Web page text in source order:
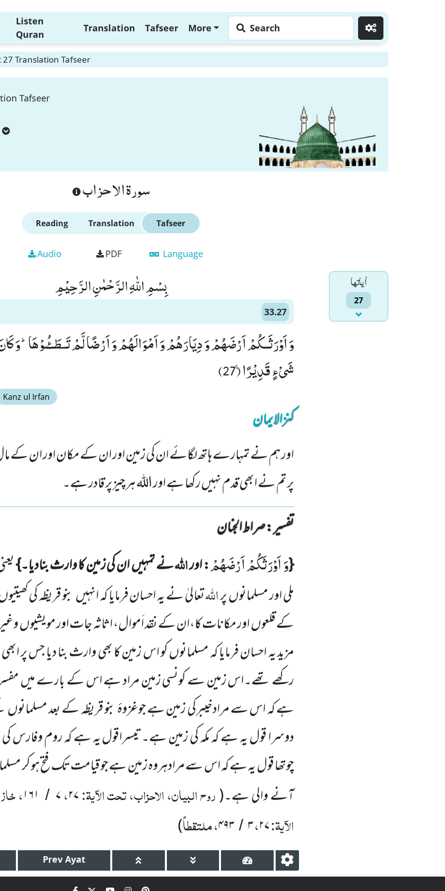
Listen
Quran
Translation Tafseer More Search
Translation Tafseer
Tafseer
سورة الاحزاب
Reading Translation Tafseer
Audio PDF Language
اٰياتها
27
بِسْمِ اللّٰهِ الرَّحْمٰنِ الرَّحِیْمِ
33.27
وَ اَوْرَثَــكُمْ اَرْضَهُمْ وَ دِیَارَهُمْ وَ اَمْوَالَهُمْ وَ اَرْضًا لَّمْ تَـطَــٴُـوْهَاؕ-وَ
شَیْءٍ قَدِیْرًا۠ (27)
Kanz ul Irfan
کنزالایمان
اور ہم نے تمہارے ہاتھ لگائے ان کی زمین اور ان کے مکان اور ان کے
پر تم نے ابھی قدم نہیں رکھا ہے اور الله ہر چیز پر قادر ہے۔
تفسیر : ‎صراط الجنان
{وَ اَوْرَثَكُمْ اَرْضَهُمْ: اوراللہنے تمہیں ان کی زمین کا وارث بنادیا۔}
ملی اور مسلمانوں پراللہتعالیٰ نے یہ احسان فرمایا کہ انہیں بنو قریظہ کی
کے قلعوں اور مکانات کا،ان کے نقد اَموال، اثاثہ جات اور مویشیوں وغیرہ
مزید یہ احسان فرمایا کہ مسلمانوں کو اس زمین کا بھی وارث بنا دیا جس پر
رکھے تھے۔اس زمین سے کونسی زمین مراد ہے اس کے بارے میں
ہے کہ اس سے مرادخیبرکی زمین ہے جوغزوۂ بنو قریظہ کے بعد
دوسرا قول یہ ہے کہ مکہ کی زمین ہے۔تیسراقول یہ ہے کہ روم وفارس
چوتھا قول یہ ہے کہ اس سے مرادہروہ زمین ہے جو قیامت تک فتح ہو کر
آنے والی ہے۔(روح البیان، الاحزاب، تحت الآیۃ:۲۷،۷ / ۱۶۱،
الآیۃ:۲۷،۳ / ۴۹۳، ملتقطاً)
Prev Ayat